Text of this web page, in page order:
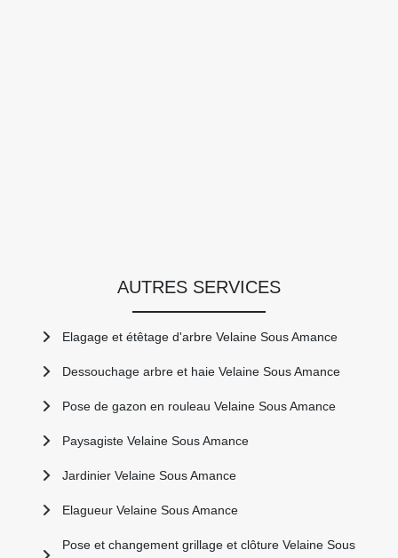
AUTRES SERVICES
Elagage et étêtage d'arbre Velaine Sous Amance
Dessouchage arbre et haie Velaine Sous Amance
Pose de gazon en rouleau Velaine Sous Amance
Paysagiste Velaine Sous Amance
Jardinier Velaine Sous Amance
Elagueur Velaine Sous Amance
Pose et changement grillage et clôture Velaine Sous